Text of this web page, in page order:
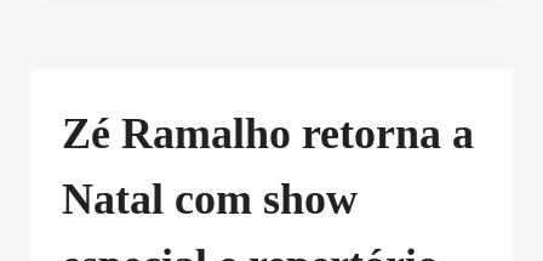
Zé Ramalho retorna a
Natal com show